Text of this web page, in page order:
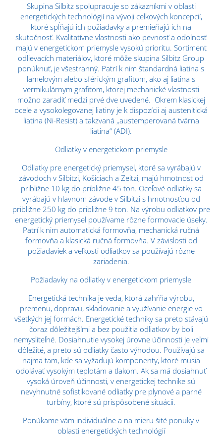
Skupina Silbitz spolupracuje so zákazníkmi v oblasti
energetických technológií na vývoji celkových koncepcií,
ktoré spĺňajú ich požiadavky a premieňajú ich na
skutočnosť. Kvalitatívne vlastnosti ako pevnosť a odolnosť
majú v energetickom priemysle vysokú prioritu. Sortiment
odlievacích materiálov, ktoré môže skupina Silbitz Group
ponúknuť, je všestranný. Patrí k nim štandardná liatina s
lamelovým alebo sférickým grafitom, ako aj liatina s
vermikulárnym grafitom, ktorej mechanické vlastnosti
možno zaradiť medzi prvé dve uvedené. Okrem klasickej
ocele a vysokolegovanej liatiny je k dispozícii aj austenitická
liatina (Ni-Resist) a takzvaná „austemperovaná tvárna
liatina“ (ADI).
Odliatky v energetickom priemysle
Odliatky pre energetický priemysel, ktoré sa vyrábajú v
závodoch v Silbitzi, Košiciach a Zeitzi, majú hmotnosť od
približne 10 kg do približne 45 ton. Oceľové odliatky sa
vyrábajú v hlavnom závode v Silbitzi s hmotnosťou od
približne 250 kg do približne 9 ton. Na výrobu odliatkov pre
energetický priemysel používame rôzne formovacie úseky.
Patrí k nim automatická formovňa, mechanická ručná
formovňa a klasická ručná formovňa. V závislosti od
požiadaviek a veľkosti odliatkov sa používajú rôzne
zariadenia.
Požiadavky na odliatky v energetickom priemysle
Energetická technika je veda, ktorá zahŕňa výrobu,
premenu, dopravu, skladovanie a využívanie energie vo
všetkých jej formách. Energetické techniky sa preto stávajú
čoraz dôležitejšími a bez použitia odliatkov by boli
nemysliteľné. Dosiahnutie vysokej úrovne účinnosti je veľmi
dôležité, a preto sú odliatky často výhodou. Používajú sa
najmä tam, kde sa vyžadujú komponenty, ktoré musia
odolávať vysokým teplotám a tlakom. Ak sa má dosiahnuť
vysoká úroveň účinnosti, v energetickej technike sú
nevyhnutné sofistikované odliatky pre plynové a parné
turbíny, ktoré sú prispôsobené situácii.
Ponúkame vám individuálne a na mieru šité ponuky v
oblasti energetických technológií